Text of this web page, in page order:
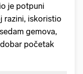
je potpuni
razini, iskoristio
gemova,
početak